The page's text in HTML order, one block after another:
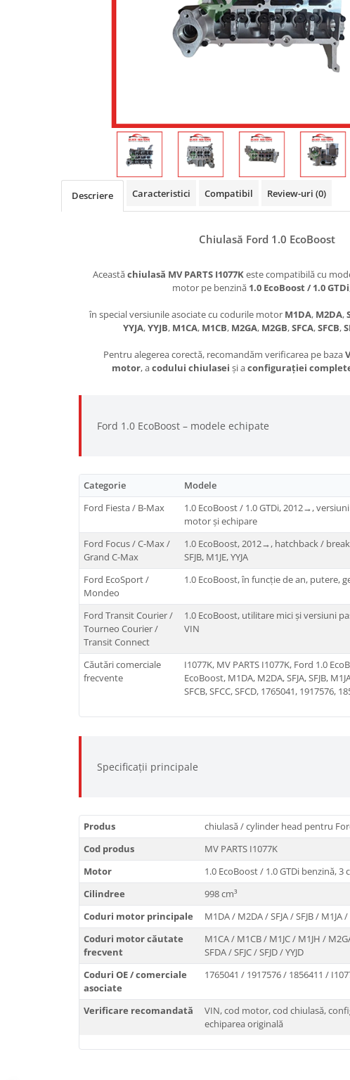
Descriere Caracteristici Compatibil Review-uri (0)
Chiulasă Ford 1.0 EcoBoost
Aceastăchiulasă MV PARTS I1077Keste compatibilă cu
motor pe benzină 1.0 EcoBoost / 1.0 GTDi
în special versiunile asociate cu codurile motor M1DA, M2DA,
YYJA,YYJB, M1CA, M1CB, M2GA, M2GB,SFCA,SFCB,
Pentru alegerea corectă, recomandăm verificarea pe baza
motor, acodului chiulasei și aconfigurației
Ford 1.0 EcoBoost – modele echipate
Categorie
Modele
Ford Fiesta / B-Max
1.0 EcoBoost / 1.0 GTDi, 2012→, versiuni
motor și echipare
Ford Focus / C-Max /
Grand C-Max
1.0 EcoBoost, 2012→, hatchback /
SFJB, M1JE, YYJA
Ford EcoSport /
Mondeo
1.0 EcoBoost, în funcție de an, putere,
Ford Transit Courier /
Tourneo Courier /
Transit Connect
1.0 EcoBoost, utilitare mici și versiuni
VIN
Căutări comerciale
frecvente
I1077K, MV PARTS I1077K, Ford 1.0
EcoBoost, M1DA, M2DA, SFJA, SFJB,
SFCB, SFCC, SFCD, 1765041, 1917576,
Specificații principale
Produs
chiulasă / cylinder head pentru
Cod produs
MV PARTS I1077K
Motor
1.0 EcoBoost / 1.0 GTDi benzină, 3
Cilindree
998 cm³
Coduri motor principale
M1DA / M2DA / SFJA / SFJB / M1JA /
Coduri motor căutate
frecvent
M1CA / M1CB / M1JC / M1JH /
SFDA / SFJC / SFJD / YYJD
Coduri OE / comerciale
asociate
1765041 / 1917576 / 1856411 /
Verificare recomandată
VIN, cod motor, cod chiulasă,
echiparea originală